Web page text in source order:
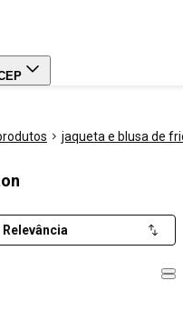
jaqueta e blusa de
Relevância